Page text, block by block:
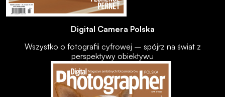
Digital Camera Polska
Wszystko o fotografii cyfrowej – spójrz na świat z
perspektywy obiektywu